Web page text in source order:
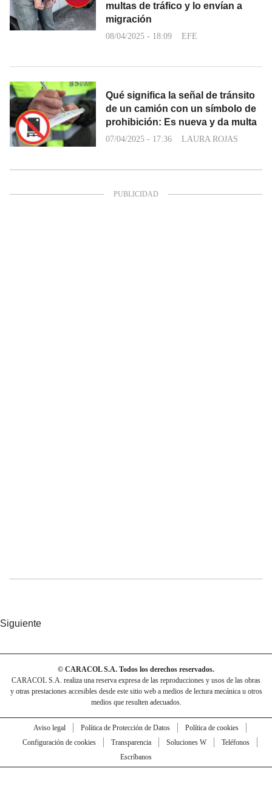
multas de tráfico y lo envían a
migración
08/04/2025 - 18:09 EFE
Qué significa la señal de tránsito
de un camión con un símbolo de
prohibición: Es nueva y da multa
07/04/2025 - 17:36 LAURA ROJAS
Siguiente
© CARACOL S.A. Todos los derechos reservados.
CARACOL S.A. realiza una reserva expresa de las reproducciones y usos de las obras
y otras prestaciones accesibles desde este sitio web a medios de lectura mecánica u otros
medios que resulten adecuados.
Aviso legal Política de Protección de Datos
Política de cookies
Configuración de cookies
Transparencia Soluciones W
Teléfonos
Escríbanos